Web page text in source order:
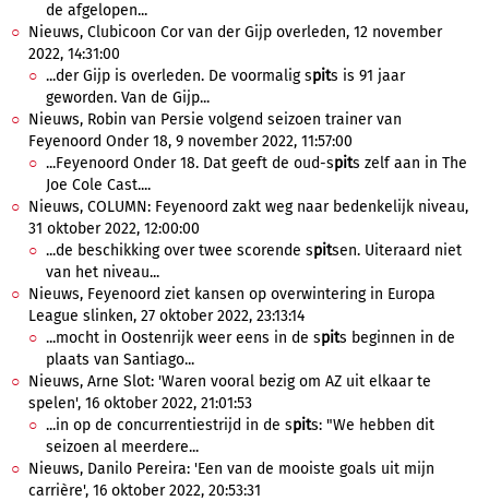
de afgelopen...
Nieuws, Clubicoon Cor van der Gijp overleden, 12 november
2022, 14:31:00
...der Gijp is overleden. De voormalig spits is 91 jaar
geworden. Van de Gijp...
Nieuws, Robin van Persie volgend seizoen trainer van
Feyenoord Onder 18, 9 november 2022, 11:57:00
...Feyenoord Onder 18. Dat geeft de oud-spits zelf aan in The
Joe Cole Cast....
Nieuws, COLUMN: Feyenoord zakt weg naar bedenkelijk niveau,
31 oktober 2022, 12:00:00
...de beschikking over twee scorende spitsen. Uiteraard niet
van het niveau...
Nieuws, Feyenoord ziet kansen op overwintering in Europa
League slinken, 27 oktober 2022, 23:13:14
...mocht in Oostenrijk weer eens in de spits beginnen in de
plaats van Santiago...
Nieuws, Arne Slot: 'Waren vooral bezig om AZ uit elkaar te
spelen', 16 oktober 2022, 21:01:53
...in op de concurrentiestrijd in de spits: "We hebben dit
seizoen al meerdere...
Nieuws, Danilo Pereira: 'Een van de mooiste goals uit mijn
carrière', 16 oktober 2022, 20:53:31